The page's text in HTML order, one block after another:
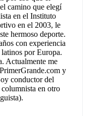
camino que elegí
en el Instituto
en el 2003, le
hermoso deporte.
con experiencia
por Europa.
Actualmente me
y
conductor del
en otro